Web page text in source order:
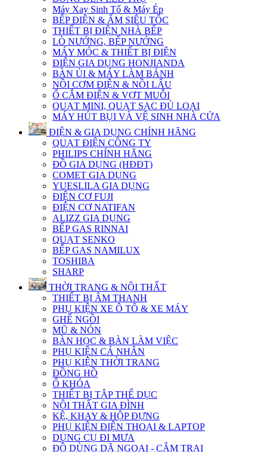
Máy Xay Sinh Tố & Máy Ép
BẾP ĐIỆN & ẤM SIÊU TỐC
THIẾT BỊ ĐIỆN NHÀ BẾP
LÒ NƯỚNG, BẾP NƯỚNG
MÁY MÓC & THIẾT BỊ ĐIỆN
ĐIỆN GIA DỤNG HONJIANDA
BÀN ỦI & MÁY LÀM BÁNH
NỒI CƠM ĐIỆN & NỒI LẨU
Ổ CẮM ĐIỆN & VỢT MUỖI
QUẠT MINI, QUẠT SẠC ĐỦ LOẠI
MÁY HÚT BỤI VÀ VỆ SINH NHÀ CỬA
ĐIỆN & GIA DỤNG CHÍNH HÃNG
QUẠT ĐIỆN CÔNG TY
PHILIPS CHÍNH HÃNG
ĐỒ GIA DỤNG (HĐĐT)
COMET GIA DỤNG
YUESLILA GIA DỤNG
ĐIỆN CƠ FUJI
ĐIỆN CƠ NATIFAN
ALIZZ GIA DỤNG
BẾP GAS RINNAI
QUẠT SENKO
BẾP GAS NAMILUX
TOSHIBA
SHARP
THỜI TRANG & NỘI THẤT
THIẾT BỊ ÂM THANH
PHỤ KIỆN XE Ô TÔ & XE MÁY
GHẾ NGỒI
MŨ & NÓN
BÀN HỌC & BÀN LÀM VIỆC
PHỤ KIỆN CÁ NHÂN
PHỤ KIỆN THỜI TRANG
ĐỒNG HỒ
Ổ KHÓA
THIẾT BỊ TẬP THỂ DỤC
NỘI THẤT GIA ĐÌNH
KỆ, KHAY & HỘP ĐỰNG
PHỤ KIỆN ĐIỆN THOẠI & LAPTOP
DỤNG CỤ ĐI MƯA
ĐỒ DÙNG DÃ NGOẠI - CẮM TRẠI